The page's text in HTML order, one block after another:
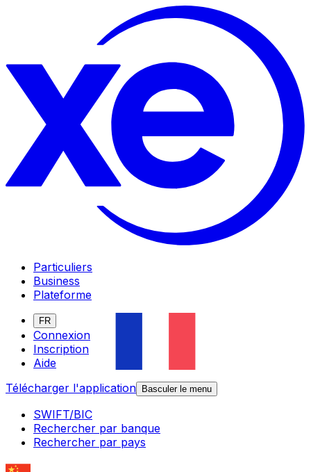
Particuliers
Business
Plateforme
FR
Connexion
Inscription
Aide
Télécharger l'application
Basculer le menu
SWIFT/BIC
Rechercher par banque
Rechercher par pays